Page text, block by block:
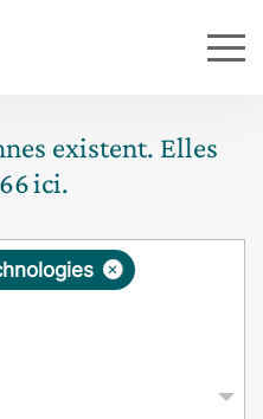
existent. Elles
ici.
×